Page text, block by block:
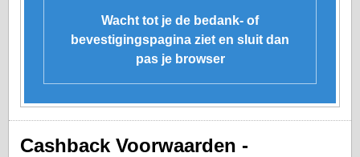
Wacht tot je de bedank- of
bevestigingspagina ziet en sluit dan
pas je browser
Cashback Voorwaarden -